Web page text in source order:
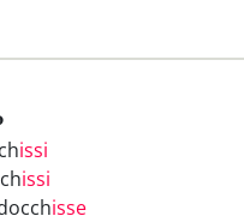
issi
issi
isse